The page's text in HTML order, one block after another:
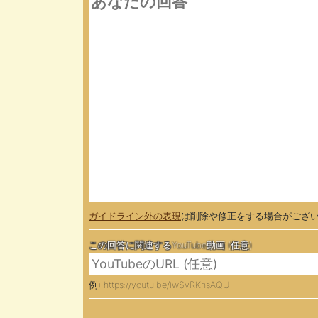
ガイドライン外の表現 は削除や修正をする場合がござ
この回答に関連するYouTube動画 (任意)
例) https://youtu.be/iwSvRKhsAQU